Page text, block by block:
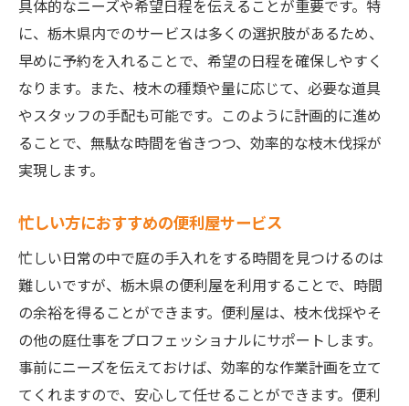
具体的なニーズや希望日程を伝えることが重要です。特
に、栃木県内でのサービスは多くの選択肢があるため、
早めに予約を入れることで、希望の日程を確保しやすく
なります。また、枝木の種類や量に応じて、必要な道具
やスタッフの手配も可能です。このように計画的に進め
ることで、無駄な時間を省きつつ、効率的な枝木伐採が
実現します。
忙しい方におすすめの便利屋サービス
忙しい日常の中で庭の手入れをする時間を見つけるのは
難しいですが、栃木県の便利屋を利用することで、時間
の余裕を得ることができます。便利屋は、枝木伐採やそ
の他の庭仕事をプロフェッショナルにサポートします。
事前にニーズを伝えておけば、効率的な作業計画を立て
てくれますので、安心して任せることができます。便利